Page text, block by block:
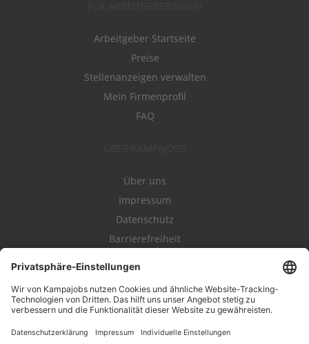
Arbeitgeber Startseite
Preise
Stellenanzeigen verwalten
Mein Firmenprofil
FAQ
Über uns
Impressum
Datenschutz
Barrierefreiheit
Kampahire
Kampagnenforum
LeadNow